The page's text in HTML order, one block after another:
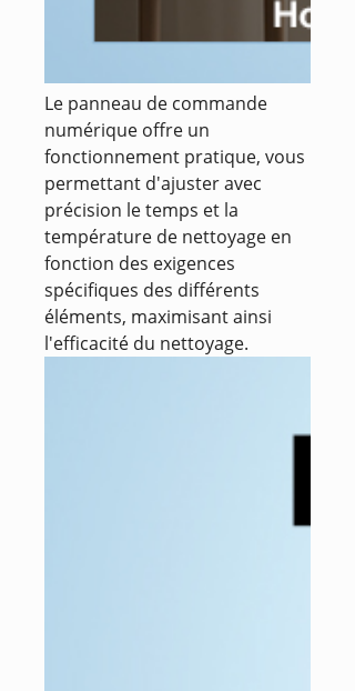
Le panneau de commande
numérique offre un
fonctionnement pratique, vous
permettant d'ajuster avec
précision le temps et la
température de nettoyage en
fonction des exigences
spécifiques des différents
éléments, maximisant ainsi
l'efficacité du nettoyage.